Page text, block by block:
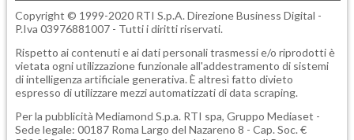
Copyright © 1999-2020 RTI S.p.A. Direzione Business Digital -
P.Iva 03976881007 - Tutti i diritti riservati.
Rispetto ai contenuti e ai dati personali trasmessi e/o riprodotti è
vietata ogni utilizzazione funzionale all'addestramento di sistemi
di intelligenza artificiale generativa. È altresì fatto divieto
espresso di utilizzare mezzi automatizzati di data scraping.
Per la pubblicità Mediamond S.p.a. RTI spa, Gruppo Mediaset -
Sede legale: 00187 Roma Largo del Nazareno 8 - Cap. Soc. €